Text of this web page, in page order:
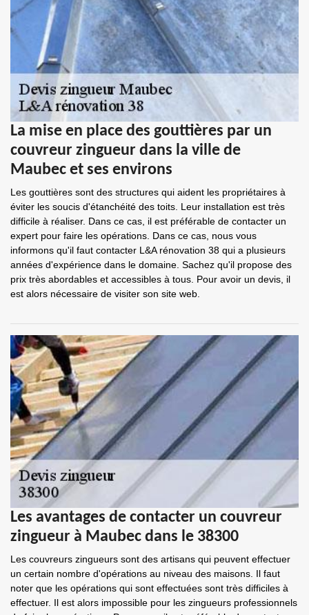
La mise en place des gouttières par un
couvreur zingueur dans la ville de
Maubec et ses environs
Les gouttières sont des structures qui aident les propriétaires à
éviter les soucis d'étanchéité des toits. Leur installation est très
difficile à réaliser. Dans ce cas, il est préférable de contacter un
expert pour faire les opérations. Dans ce cas, nous vous
informons qu'il faut contacter L&A rénovation 38 qui a plusieurs
années d'expérience dans le domaine. Sachez qu'il propose des
prix très abordables et accessibles à tous. Pour avoir un devis, il
est alors nécessaire de visiter son site web.
Les avantages de contacter un couvreur
zingueur à Maubec dans le 38300
Les couvreurs zingueurs sont des artisans qui peuvent effectuer
un certain nombre d'opérations au niveau des maisons. Il faut
noter que les opérations qui sont effectuées sont très difficiles à
effectuer. Il est alors impossible pour les zingueurs professionnels